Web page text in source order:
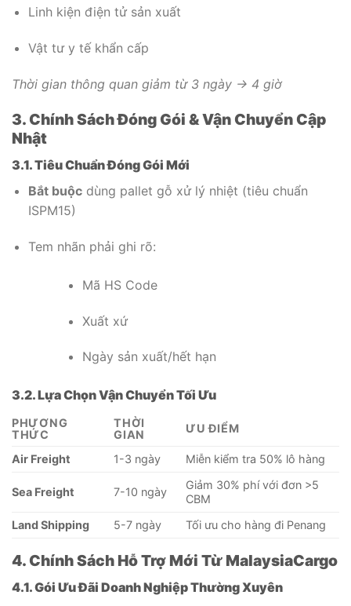
Linh kiện điện tử sản xuất
Vật tư y tế khẩn cấp
Thời gian thông quan giảm từ 3 ngày → 4 giờ
3. Chính Sách Đóng Gói & Vận Chuyển Cập
Nhật
3.1. Tiêu Chuẩn Đóng Gói Mới
Bắt buộcdùng pallet gỗ xử lý nhiệt (tiêu chuẩn
ISPM15)
Tem nhãn phải ghi rõ:
Mã HS Code
Xuất xứ
Ngày sản xuất/hết hạn
3.2. Lựa Chọn Vận Chuyển Tối Ưu
PHƯƠNG
THỨC
THỜI
GIAN
ƯU ĐIỂM
Air Freight 1-3 ngày Miễn kiểm tra 50% lô hàng
Sea Freight 7-10 ngày
Giảm 30% phí với đơn >5
CBM
Land Shipping
5-7 ngày Tối ưu cho hàng đi Penang
4. Chính Sách Hỗ Trợ Mới Từ MalaysiaCargo
4.1. Gói Ưu Đãi Doanh Nghiệp Thường Xuyên